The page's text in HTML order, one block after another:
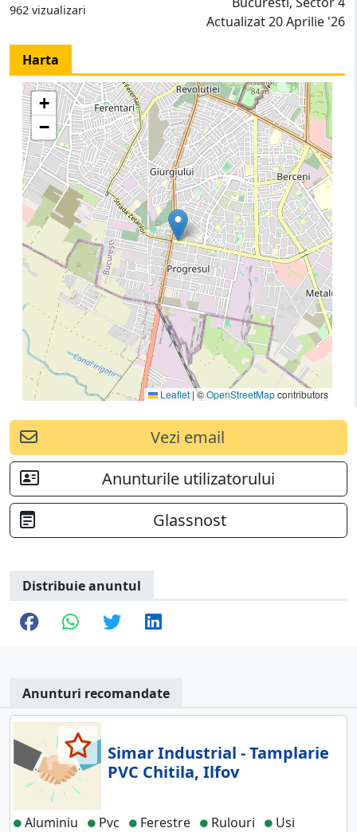
962 vizualizari
Actualizat 20 Aprilie '26
Harta
+
−
Leaflet |©OpenStreetMapcontributors
Vezi email
Anunturile utilizatorului
Glassnost
Distribuie anuntul
Anunturi recomandate
Simar Industrial - Tamplarie
PVC Chitila, Ilfov
Aluminiu Pvc Ferestre Rulouri
Usi